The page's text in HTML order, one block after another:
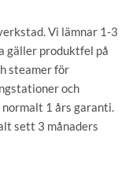
Vi lämnar 1-3
gäller produktfel på
steamer för
och
1 års garanti.
sett 3 månaders